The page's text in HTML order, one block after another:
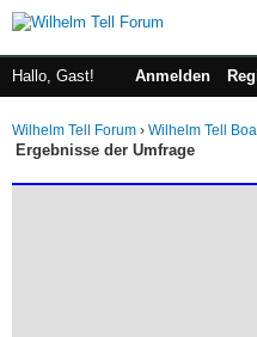
Hallo, Gast! Anmelden
Wilhelm Tell Forum › Wilhelm Tell
Ergebnisse der Umfrage